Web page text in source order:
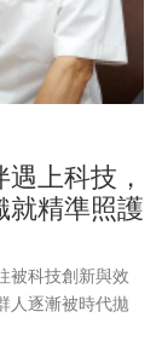
上科技，
就精準照護
被科技創新與效
人逐漸被時代拋
伴中看見最細